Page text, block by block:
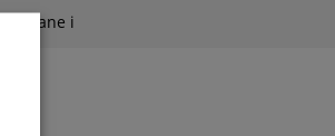
zebrane i